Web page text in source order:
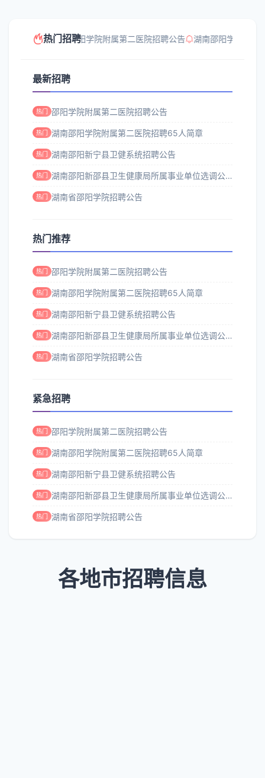
热门招聘邵阳学院附属第二医院招聘公告 湖南邵阳学院附属
最新招聘
热门 邵阳学院附属第二医院招聘公告
热门 湖南邵阳学院附属第二医院招聘65人简章
热门 湖南邵阳新宁县卫健系统招聘公告
热门 湖南邵阳新邵县卫生健康局所属事业单位选调公告
热门 湖南省邵阳学院招聘公告
热门推荐
热门 邵阳学院附属第二医院招聘公告
热门 湖南邵阳学院附属第二医院招聘65人简章
热门 湖南邵阳新宁县卫健系统招聘公告
热门 湖南邵阳新邵县卫生健康局所属事业单位选调公告
热门 湖南省邵阳学院招聘公告
紧急招聘
热门 邵阳学院附属第二医院招聘公告
热门 湖南邵阳学院附属第二医院招聘65人简章
热门 湖南邵阳新宁县卫健系统招聘公告
热门 湖南邵阳新邵县卫生健康局所属事业单位选调公告
热门 湖南省邵阳学院招聘公告
各地市招聘信息